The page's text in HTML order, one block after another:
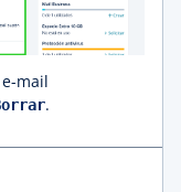
mail
.